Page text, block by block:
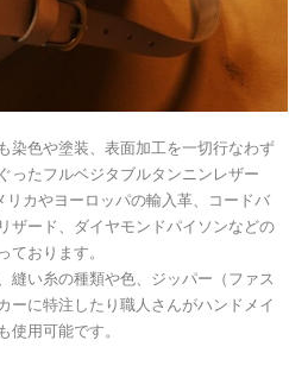
染色や塗装、表面加工を一切行なわず
ったフルベジタブルタンニンレザー
リカやヨーロッパの輸入革、コードバ
ザード、ダイヤモンドパイソンなどの
ております。
縫い糸の種類や色、ジッパー（ファス
ーに特注したり職人さんがハンドメイ
使用可能です。